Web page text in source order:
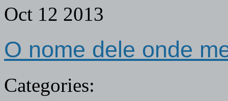
Oct 12 2013
O nome dele onde
Categories: